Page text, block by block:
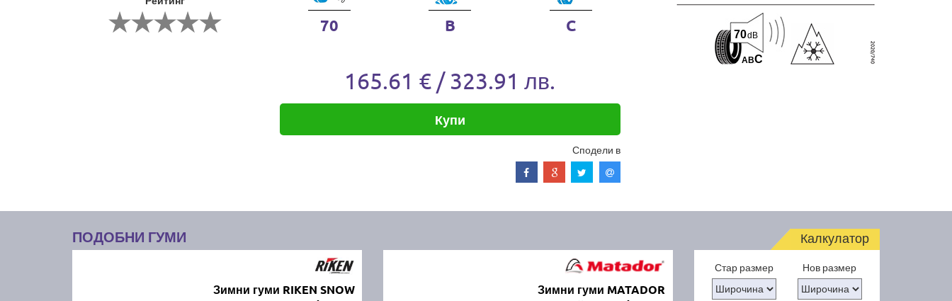
70 B C
165.61 € / 323.91 лв.
Купи
Сподели в
A BC
70dB
ПОДОБНИ ГУМИ
Зимни гуми RIKEN SNOW
Зимни гуми MATADOR
Калкулатор
Стар размер Нов размер